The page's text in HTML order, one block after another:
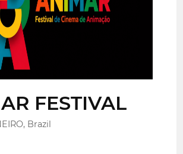
FESTIVAL
Brazil